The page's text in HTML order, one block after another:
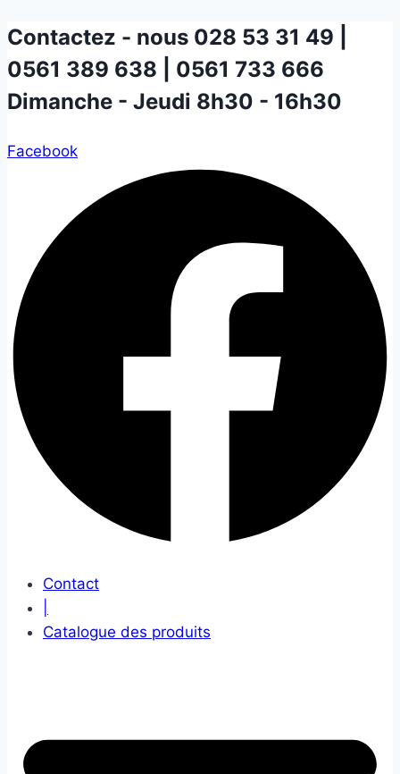
Aller
au
contenu
Contactez - nous 028 53 31 49 |
0561 389 638 | 0561 733 666
Dimanche - Jeudi 8h30 - 16h30
Facebook
Contact
Catalogue des produits